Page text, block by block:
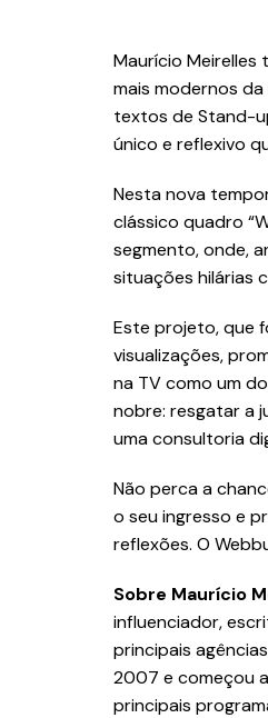
Maurício
mais modernos
textos de Stand-
único e reflexivo
Nesta nova
clássico quadro
segmento, onde,
situações hilárias
Este projeto, que
visualizações,
na TV como um
nobre: resgatar a
uma consultoria
Não perca a
o seu ingresso e
reflexões. O
Sobre Maurício
influenciador,
principais
2007 e começou
principais